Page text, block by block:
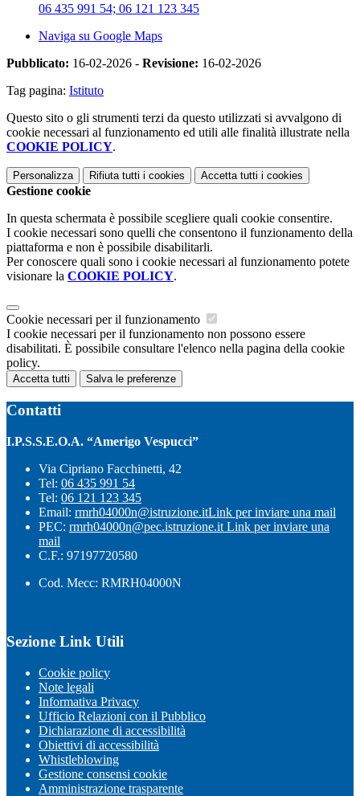
06 435 991 54; 06 121 123 345
Naviga su Google Maps
Pubblicato: 16-02-2026 - Revisione: 16-02-2026
Tag pagina: Istituto
Questo sito o gli strumenti terzi da questo utilizzati si avvalgono di
cookie necessari al funzionamento ed utili alle finalità illustrate nella
COOKIE POLICY.
Personalizza Rifiuta tutti i cookies Accetta tutti i cookies
Gestione cookie
In questa schermata è possibile scegliere quali cookie consentire.
I cookie necessari sono quelli che consentono il funzionamento della
piattaforma e non è possibile disabilitarli.
Per conoscere quali sono i cookie necessari al funzionamento potete
visionare la COOKIE POLICY.
Cookie necessari per il funzionamento
I cookie necessari per il funzionamento non possono essere
disabilitati. È possibile consultare l'elenco nella pagina della cookie
policy.
Accetta tutti Salva le preferenze
Contatti
I.P.S.S.E.O.A. “Amerigo Vespucci”
Via Cipriano Facchinetti, 42
Tel: 06 435 991 54
Tel: 06 121 123 345
Email: rmrh04000n@istruzione.itLink per inviare una mail
PEC: rmrh04000n@pec.istruzione.it Link per inviare una
mail
C.F.: 97197720580
Cod. Mecc: RMRH04000N
Sezione Link Utili
Cookie policy
Note legali
Informativa Privacy
Ufficio Relazioni con il Pubblico
Dichiarazione di accessibilità
Obiettivi di accessibilità
Whistleblowing
Gestione consensi cookie
Amministrazione trasparente